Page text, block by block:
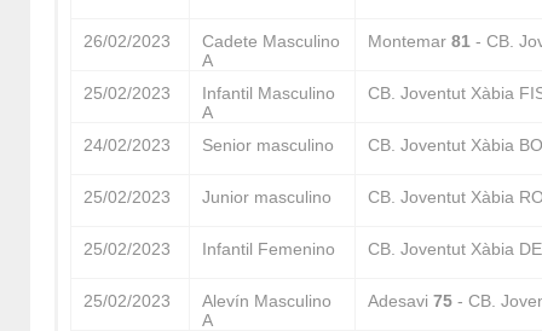
26/02/2023
Cadete Masculino
A
Montemar 81 - CB.
25/02/2023
Infantil Masculino
A
CB. Joventut Xàbia
24/02/2023 Senior masculino CB. Joventut Xàbia
25/02/2023 Junior masculino CB. Joventut Xàbia
25/02/2023 Infantil Femenino CB. Joventut Xàbia
25/02/2023
Alevín Masculino
A
Adesavi 75 - CB.